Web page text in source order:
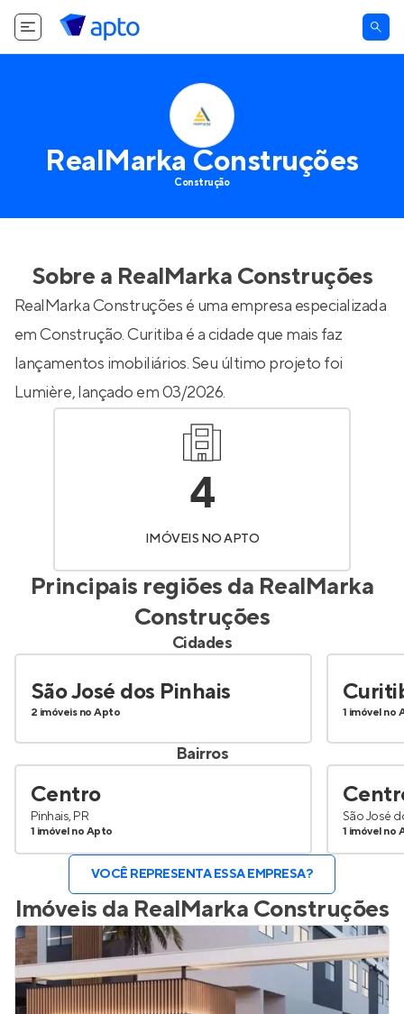
RealMarka Construções
Construção
Sobre a RealMarka Construções
RealMarka Construções é uma empresa especializada
em Construção. Curitiba é a cidade que mais faz
lançamentos imobiliários. Seu último projeto foi
Lumière, lançado em 03/2026.
4
IMÓVEIS NO APTO
Principais regiões da RealMarka
Construções
Cidades
São José dos Pinhais
2 imóveis no Apto 1 imóvel no
Bairros
Centro
Pinhais, PR
1 imóvel no Apto
São José
1 imóvel no
VOCÊ REPRESENTA ESSA EMPRESA?
Imóveis da RealMarka Construções